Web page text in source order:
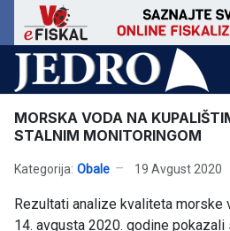
MORSKA VODA NA
STALNIM MONITORINGOM
Kategorija: Obale 19 Avgust 2020
Rezultati analize kvaliteta morske
14. avgusta 2020. godine pokazali